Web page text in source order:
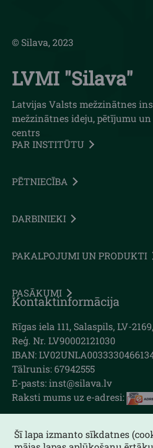
© Silava, 2023
LVMI "Silava"
Latvijas Valsts mežzinātnes
mežzinātnes ideju, pētījumu
centrs
PAR INSTITŪTU
PĒTNIECĪBA
DARBINIEKI
PAKALPOJUMI UN PRODUKTI
PASĀKUMI
Kontaktinformācija
Rīgas iela 111, Salaspils, LV-
Reģ. Nr. LV90002121030
IBAN:
Tālrunis: 67942555
E-pasts: inst@silava.lv
Raksti mums uz e-adresi:
Šī lapa izmanto sīkdatnes